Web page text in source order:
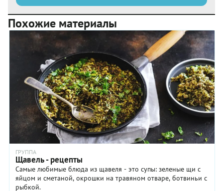
Похожие материалы
ГРУППА
Щавель - рецепты
Самые любимые блюда из щавеля - это супы: зеленые щи с
яйцом и сметаной, окрошки на травяном отваре, ботвиньи с
рыбкой.